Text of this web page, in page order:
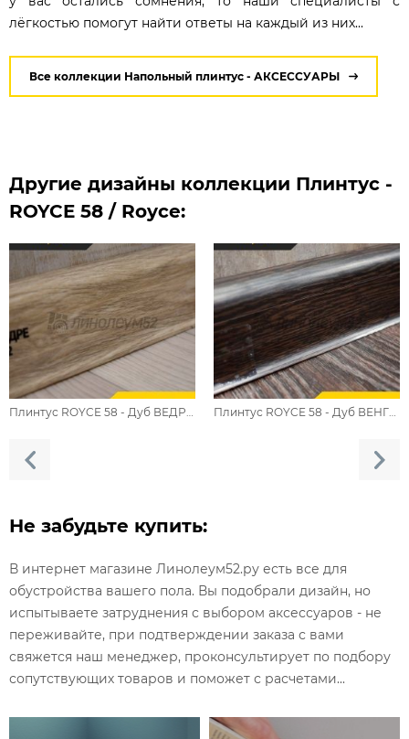
лёгкостью помогут найти ответы на каждый из них...
Все коллекции Напольный плинтус - АКСЕССУАРЫ
Другие дизайны коллекции Плинтус -
ROYCE 58 / Royce:
Плинтус ROYCE 58 - Дуб ВЕДРЕ 832 / ПВХ Плинтус ROYCE 58 - Дуб ВЕНГЕ 857 / ПВХ
Не забудьте купить:
В интернет магазине Линолеум52.ру есть все для
обустройства вашего пола. Вы подобрали дизайн, но
испытываете затруднения с выбором аксессуаров - не
переживайте, при подтверждении заказа с вами
свяжется наш менеджер, проконсультирует по подбору
сопутствующих товаров и поможет с расчетами...